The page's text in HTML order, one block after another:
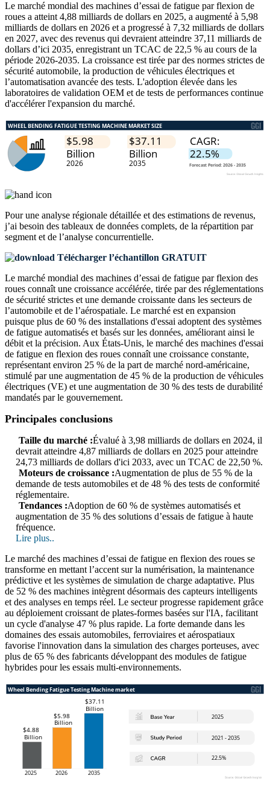
Le marché mondial des machines d’essai de fatigue par flexion de
roues a atteint 4,88 milliards de dollars en 2025, a augmenté à 5,98
milliards de dollars en 2026 et a progressé à 7,32 milliards de dollars
en 2027, avec des revenus qui devraient atteindre 37,11 milliards de
dollars d’ici 2035, enregistrant un TCAC de 22,5 % au cours de la
période 2026-2035. La croissance est tirée par des normes strictes de
sécurité automobile, la production de véhicules électriques et
l’automatisation avancée des tests. L'adoption élevée dans les
laboratoires de validation OEM et de tests de performances continue
d'accélérer l'expansion du marché.
Pour une analyse régionale détaillée et des estimations de revenus,
j’ai besoin des tableaux de données complets, de la répartition par
segment et de l’analyse concurrentielle.
Télécharger l’échantillon GRATUIT
Le marché mondial des machines d’essai de fatigue par flexion des
roues connaît une croissance accélérée, tirée par des réglementations
de sécurité strictes et une demande croissante dans les secteurs de
l’automobile et de l’aérospatiale. Le marché est en expansion
puisque plus de 60 % des installations d'essai adoptent des systèmes
de fatigue automatisés et basés sur les données, améliorant ainsi le
débit et la précision. Aux États-Unis, le marché des machines d'essai
de fatigue en flexion des roues connaît une croissance constante,
représentant environ 25 % de la part de marché nord-américaine,
stimulé par une augmentation de 45 % de la production de véhicules
électriques (VE) et une augmentation de 30 % des tests de durabilité
mandatés par le gouvernement.
Principales conclusions
Taille du marché :Évalué à 3,98 milliards de dollars en 2024, il
devrait atteindre 4,87 milliards de dollars en 2025 pour atteindre
24,73 milliards de dollars d'ici 2033, avec un TCAC de 22,50 %.
Moteurs de croissance :Augmentation de plus de 55 % de la
demande de tests automobiles et de 48 % des tests de conformité
réglementaire.
Tendances :Adoption de 60 % de systèmes automatisés et
augmentation de 35 % des solutions d’essais de fatigue à haute
fréquence.
Lire plus..
Le marché des machines d’essai de fatigue en flexion des roues se
transforme en mettant l’accent sur la numérisation, la maintenance
prédictive et les systèmes de simulation de charge adaptative. Plus
de 52 % des machines intègrent désormais des capteurs intelligents
et des analyses en temps réel. Le secteur progresse rapidement grâce
au déploiement croissant de plates-formes basées sur l'IA, facilitant
un cycle d'analyse 47 % plus rapide. La forte demande dans les
domaines des essais automobiles, ferroviaires et aérospatiaux
favorise l'innovation dans la simulation des charges porteuses, avec
plus de 65 % des fabricants développant des modules de fatigue
hybrides pour les essais multi-environnements.